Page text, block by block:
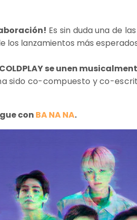
Es sin duda una de
los lanzamientos más
se unen
sido co-compuesto y co-
con BA NA NA.